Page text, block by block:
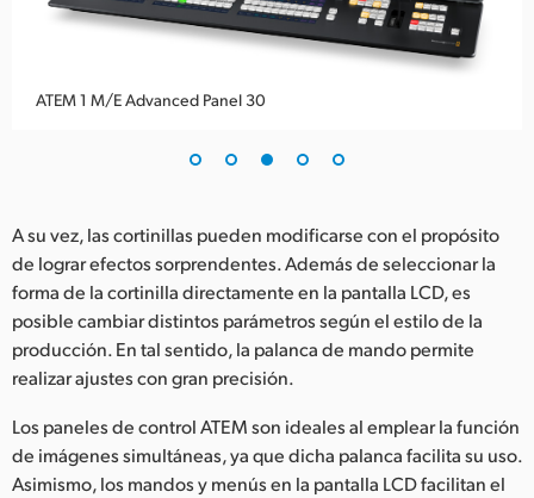
ATEM 1 M/E Advanced Panel 30
A su vez, las cortinillas pueden modificarse con el propósito
de lograr efectos sorprendentes. Además de seleccionar la
forma de la cortinilla directamente en la pantalla LCD, es
posible cambiar distintos parámetros según el estilo de la
producción. En tal sentido, la palanca de mando permite
realizar ajustes con gran precisión.
Los paneles de control ATEM son ideales al emplear la función
de imágenes simultáneas, ya que dicha palanca facilita su uso.
Asimismo, los mandos y menús en la pantalla LCD facilitan el